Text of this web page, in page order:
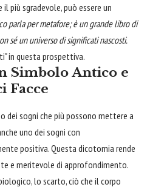
più sgradevole, può essere un
parla per metafore; è un grande libro di
sé un universo di significati nascosti.
in questa prospettiva.
Simbolo Antico e
Facce
dei sogni che più possono mettere a
uno dei sogni con
positiva. Questa dicotomia rende
e meritevole di approfondimento.
lo scarto, ciò che il corpo